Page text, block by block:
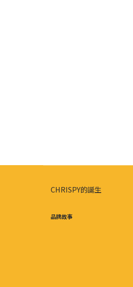
CHRISPY的誕生
品牌故事